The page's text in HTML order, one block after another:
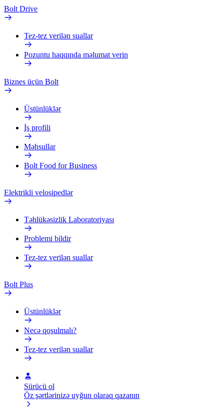
Bolt Drive
Tez-tez verilən suallar
Pozuntu haqqında məlumat verin
Biznes üçün Bolt
Üstünlüklər
İş profili
Məhsullar
Bolt Food for Business
Elektrikli velosipedlər
Təhlükəsizlik Laboratoriyası
Problemi bildir
Tez-tez verilən suallar
Bolt Plus
Üstünlüklər
Necə qoşulmalı?
Tez-tez verilən suallar
Sürücü ol
Öz şərtlərinizə uyğun olaraq qazanın